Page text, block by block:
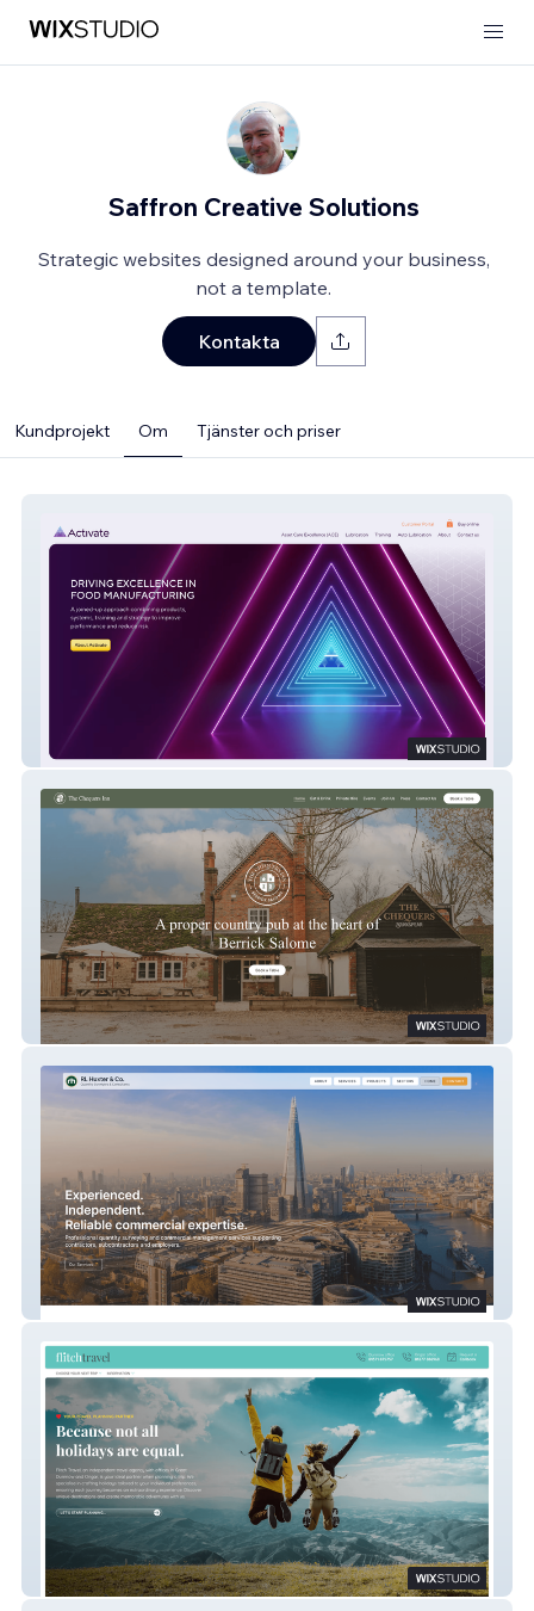
Saffron Creative Solutions
Strategic websites designed around your business,
not a template.
Kontakta
Kundprojekt Om Tjänster och priser
Activate
The Chequers Inn
RL Huxter
Flitch Travel